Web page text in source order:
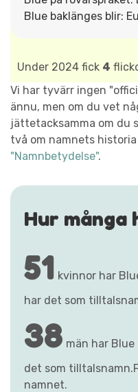
Blue baklänges blir:
Under 2024 fick 4
Vi har tyvärr ingen
ännu, men om du vet
jättetacksamma om du
två om namnets
"Namnbetydelse".
Hur många
51 kvinnor har
har det som
38 män har
det som
namnet.